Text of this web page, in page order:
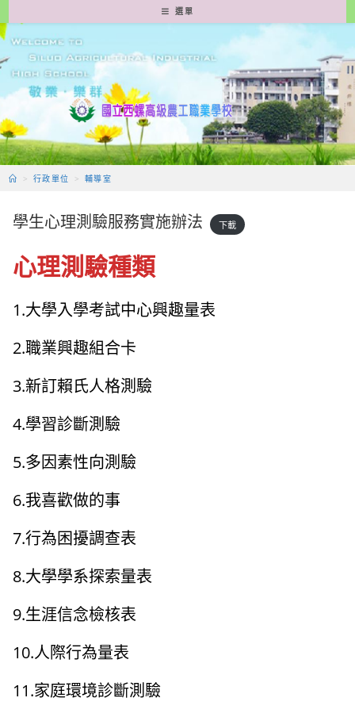
轉
至
要
容
選單
> 行政單位 > 輔導室
學生心理測驗服務實施辦法 下載
心理測驗種類
1.大學入學考試中心興趣量表
2.職業興趣組合卡
3.新訂賴氏人格測驗
4.學習診斷測驗
5.多因素性向測驗
6.我喜歡做的事
7.行為困擾調查表
8.大學學系探索量表
9.生涯信念檢核表
10.人際行為量表
11.家庭環境診斷測驗